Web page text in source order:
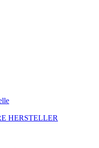
HERSTELLER